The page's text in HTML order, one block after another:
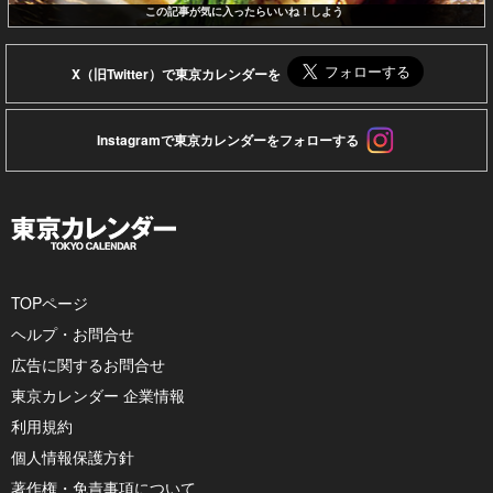
この記事が気に入ったらいいね！しよう
X（旧Twitter）で東京カレンダーを
Instagramで東京カレンダーをフォローする
TOPページ
ヘルプ・お問合せ
広告に関するお問合せ
東京カレンダー 企業情報
利用規約
個人情報保護方針
著作権・免責事項について